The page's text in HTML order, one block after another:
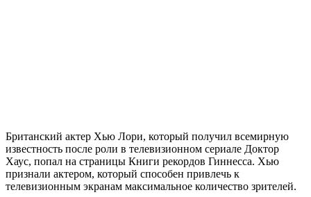
Британский актер Хью Лори, который получил всемирную
известность после роли в телевизионном сериале Доктор
Хаус, попал на страницы Книги рекордов Гиннесса. Хью
признали актером, который способен привлечь к
телевизионным экранам максимальное количество зрителей.